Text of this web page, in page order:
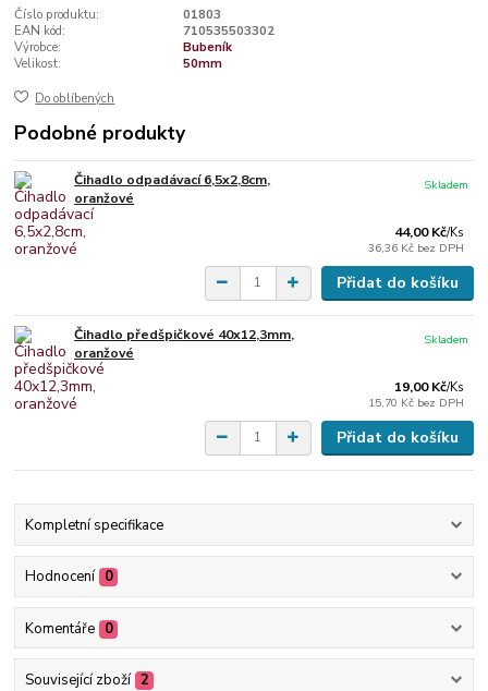
Číslo produktu:
01803
EAN kód:
710535503302
Výrobce:
Bubeník
Velikost:
50mm
Do oblíbených
Podobné produkty
Čihadlo odpadávací 6,5x2,8cm,
oranžové
44,00 Kč/Ks
36,36 Kč bez DPH
Skladem
Přidat do košíku
Čihadlo předšpičkové 40x12,3mm,
oranžové
19,00 Kč/Ks
15,70 Kč bez DPH
Skladem
Přidat do košíku
Kompletní specifikace
Hodnocení 0
Komentáře 0
Související zboží 2